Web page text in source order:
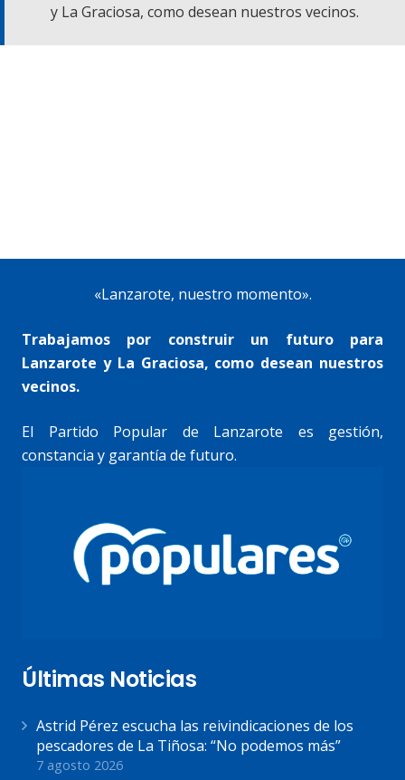
y La Graciosa, como desean nuestros vecinos.
«Lanzarote, nuestro momento».
Trabajamos por construir un futuro para
Lanzarote y La Graciosa, como desean nuestros
vecinos.
El Partido Popular de Lanzarote es gestión,
constancia y garantía de futuro.
Últimas Noticias
Astrid Pérez escucha las reivindicaciones de los
pescadores de La Tiñosa: “No podemos más”
7 agosto 2026